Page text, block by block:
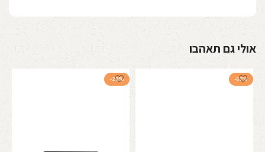
אולי גם תאהבו
-57%
-28%